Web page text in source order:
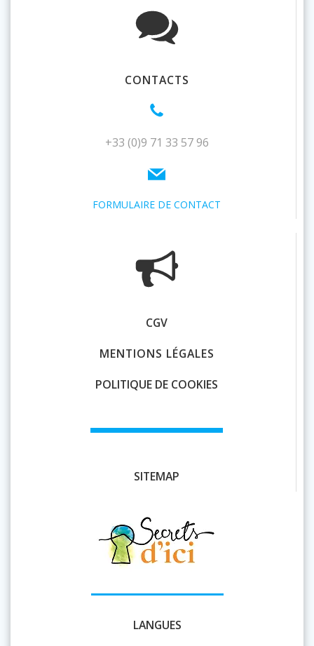
CONTACTS
+33 (0)9 71 33 57 96
FORMULAIRE DE CONTACT
CGV
MENTIONS LÉGALES
POLITIQUE DE COOKIES
SITEMAP
LANGUES